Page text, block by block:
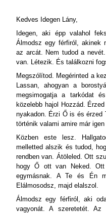
Kedves Idegen Lány,
Idegen, aki épp valahol
Álmodsz egy férfiról, akinek
az arcát. Nem tudod a
van. Létezik. És találkozni
Megszólítod. Megérinted a
Lassan, ahogyan a
megsimogatja a tarkódat
közelebb hajol Hozzád.
nyakadon. Érzi Ő is és érzed
történik valami amire már
Közben este lesz.
melletted alszik és tudod,
rendben van. Átöleled. Ott
hogy Ő ott van Neked.
egymásnak. A Te és Én
Elálmosodsz, majd elalszol.
Álmodsz egy férfiról, aki
vagyonát. A szeretetét.